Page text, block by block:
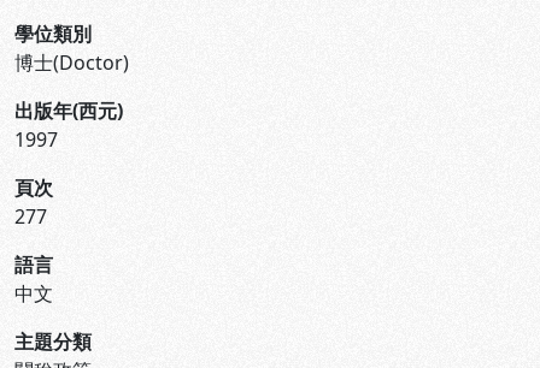
學位類別
博士(Doctor)
出版年(西元)
1997
頁次
277
語言
中文
主題分類